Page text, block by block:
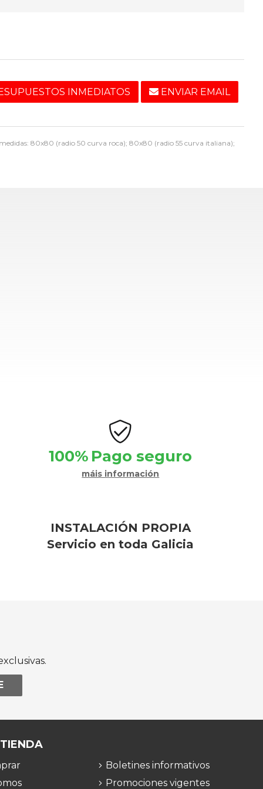
80x80 (radio 50 curva roca); 80x80 (radio 55 curva italiana);
INMEDIATOS ENVIAR EMAIL
100% Pago seguro
máis información
INSTALACIÓN PROPIA
Servicio en toda Galicia
Boletines informativos
Promociones vigentes